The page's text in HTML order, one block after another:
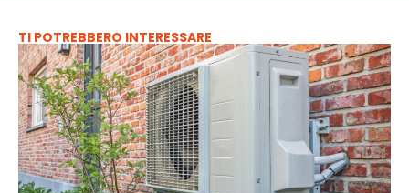
TI POTREBBERO INTERESSARE